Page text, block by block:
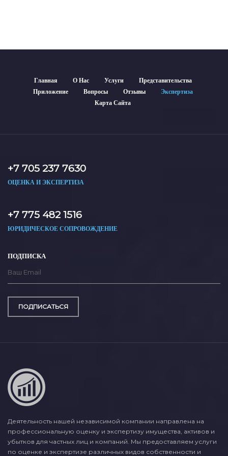
Главная О Нас Услуги
Представительства
Приложение
Вопросы Отзывы
Экспертиза
Карта Сайта
+7 705 237 7630
ОЦЕНКА И ЭКСПЕРТИЗА
+7 775 482 1516
ЮРИДИЧЕСКОЕ СОПРОВОЖДЕНИЕ
ПОДПИСКА
ПОДПИСАТЬСЯ
Деятельность нашей независимой компании направлена на
профессиональную оценку и экспертизу имущества, активов и
убытков для частных лиц и компаний. Мы предоставляем услуги
по оценке и экспертизе различных видов собственности и